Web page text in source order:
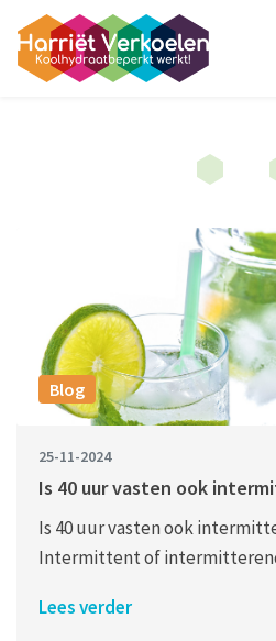
Blog
25-11-2024
Is 40 uur vasten ook
Is 40 uur vasten ook
Intermittent of
Lees verder